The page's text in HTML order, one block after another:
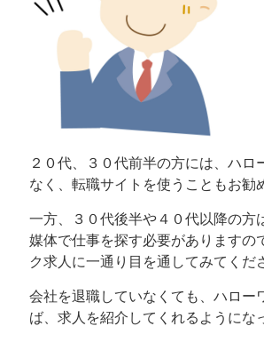
２０代、３０代前半の方には、ハロ
なく、転職サイトを使うこともお勧
一方、３０代後半や４０代以降の方
媒体で仕事を探す必要がありますの
ク求人に一通り目を通してみてくだ
会社を退職していなくても、ハロー
ば、求人を紹介してくれるようにな